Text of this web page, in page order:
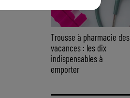
Trousse à pharmacie des
vacances : les dix
indispensables à
emporter